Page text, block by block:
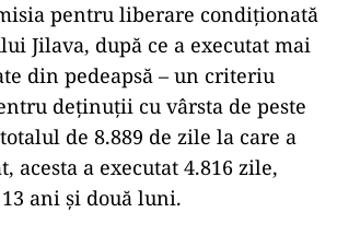
pentru liberare condiționată
Jilava, după ce a executat mai
din pedeapsă – un criteriu
deținuții cu vârsta de peste
de 8.889 de zile la care a
acesta a executat 4.816 zile,
ani și două luni.